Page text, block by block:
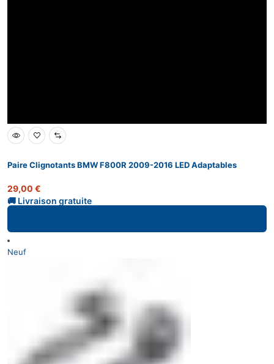
Paire Clignotants BMW F800R 2009-2016 LED Adaptables
29,00 €
Neuf